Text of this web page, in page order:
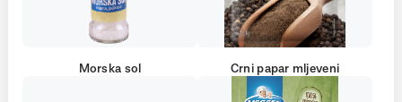
Morska sol Crni papar mljeveni